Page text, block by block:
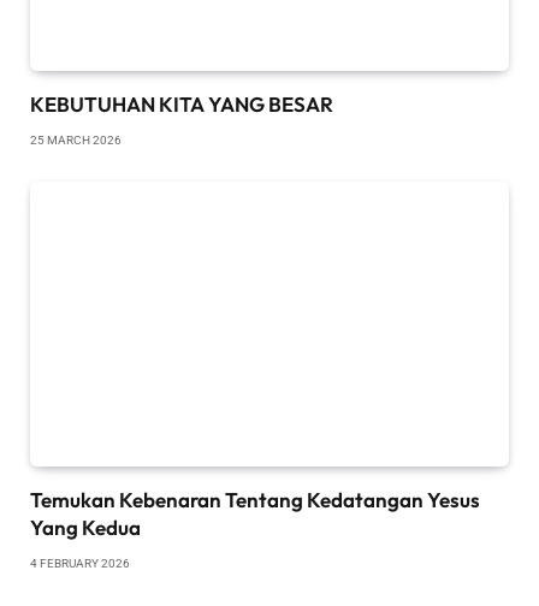
KEBUTUHAN KITA YANG BESAR
25 MARCH 2026
Temukan Kebenaran Tentang Kedatangan Yesus
Yang Kedua
4 FEBRUARY 2026